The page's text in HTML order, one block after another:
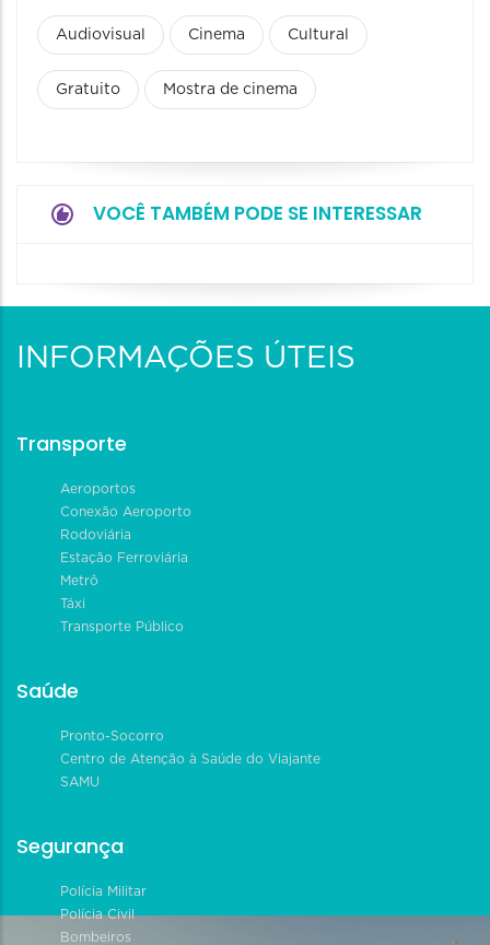
Audiovisual Cinema Cultural
Gratuito Mostra de cinema
VOCÊ TAMBÉM PODE SE INTERESSAR
INFORMAÇÕES ÚTEIS
Transporte
Aeroportos
Conexão Aeroporto
Rodoviária
Estação Ferroviária
Metrô
Táxi
Transporte Público
Saúde
Pronto-Socorro
Centro de Atenção à Saúde do Viajante
SAMU
Segurança
Polícia Militar
Polícia Civil
Bombeiros